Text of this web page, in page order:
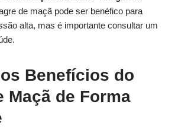
de maçã pode ser benéfico para
alta, mas é importante consultar um
Benefícios do
Maçã de Forma